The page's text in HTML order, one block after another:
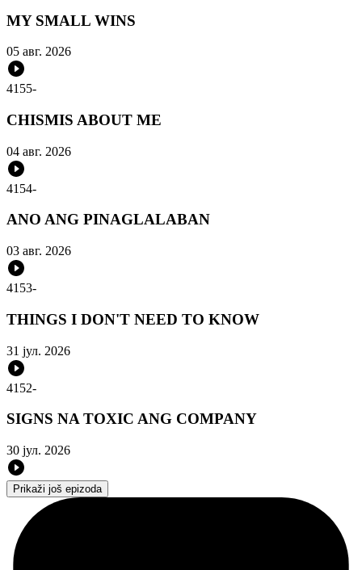
MY SMALL WINS
05 авг. 2026
4155-
CHISMIS ABOUT ME
04 авг. 2026
4154-
ANO ANG PINAGLALABAN
03 авг. 2026
4153-
THINGS I DON'T NEED TO KNOW
31 јул. 2026
4152-
SIGNS NA TOXIC ANG COMPANY
30 јул. 2026
Prikaži još epizoda